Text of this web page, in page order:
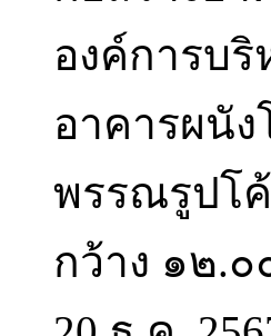
องค์การบ
อาคารผนัง
พรรณรูปโ
กว้าง ๑๒.